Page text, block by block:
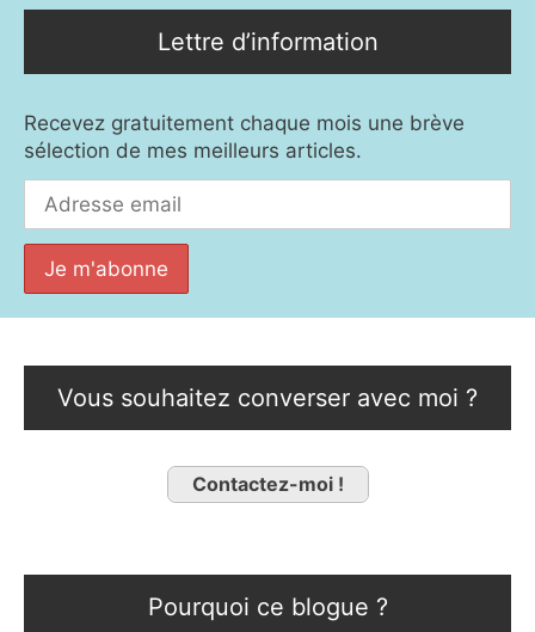
Lettre d’information
Recevez gratuitement chaque mois une brève
sélection de mes meilleurs articles.
Vous souhaitez converser avec moi ?
Contactez-moi !
Pourquoi ce blogue ?